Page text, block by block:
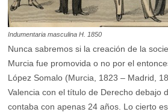
Indumentaria masculina H. 1850
Nunca sabremos si la creación de la
Murcia fue promovida o no por el
López Somalo (Murcia, 1823 – Madrid,
Valencia con el título de Derecho debajo
contaba con apenas 24 años. Lo cierto